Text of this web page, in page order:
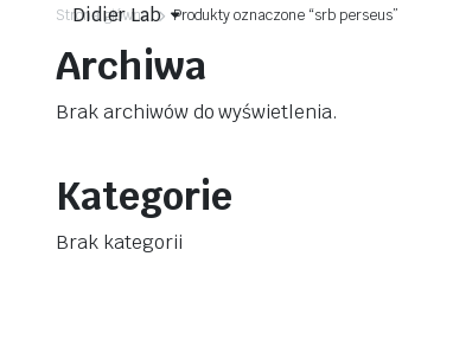
Didier Lab
Strona główna Produkty oznaczone “srb perseus”
Archiwa
Brak archiwów do wyświetlenia.
Kategorie
Brak kategorii